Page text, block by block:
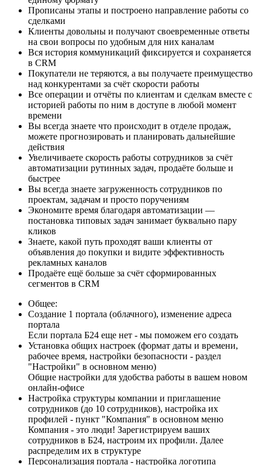
Прописаны этапы и построено направление работы со
сделками
Клиенты довольны и получают своевременные ответы
на свои вопросы по удобным для них каналам
Вся история коммуникаций фиксируется и сохраняется
в CRM
Покупатели не теряются, а вы получаете преимущество
над конкурентами за счёт скорости работы
Все операции и отчёты по клиентам и сделкам вместе с
историей работы по ним в доступе в любой момент
времени
Вы всегда знаете что происходит в отделе продаж,
можете прогнозировать и планировать дальнейшие
действия
Увеличиваете скорость работы сотрудников за счёт
автоматизации рутинных задач, продаёте больше и
быстрее
Вы всегда знаете загруженность сотрудников по
проектам, задачам и просто поручениям
Экономите время благодаря автоматизации —
постановка типовых задач занимает буквально пару
кликов
Знаете, какой путь проходят ваши клиенты от
объявления до покупки и видите эффективность
рекламных каналов
Продаёте ещё больше за счёт сформированных
сегментов в CRM
Общее:
Создание 1 портала (облачного), изменение адреса
портала
Если портала Б24 еще нет - мы поможем его создать
Установка общих настроек (формат даты и времени,
рабочее время, настройки безопасности - раздел
"Настройки" в основном меню)
Общие настройки для удобства работы в вашем новом
онлайн-офисе
Настройка структуры компании и приглашение
сотрудников (до 10 сотрудников), настройка их
профилей - пункт "Компания" в основном меню
Компания - это люди! Зарегистрируем ваших
сотрудников в Б24, настроим их профили. Далее
распределим их в структуре
Персонализация портала - настройка логотипа